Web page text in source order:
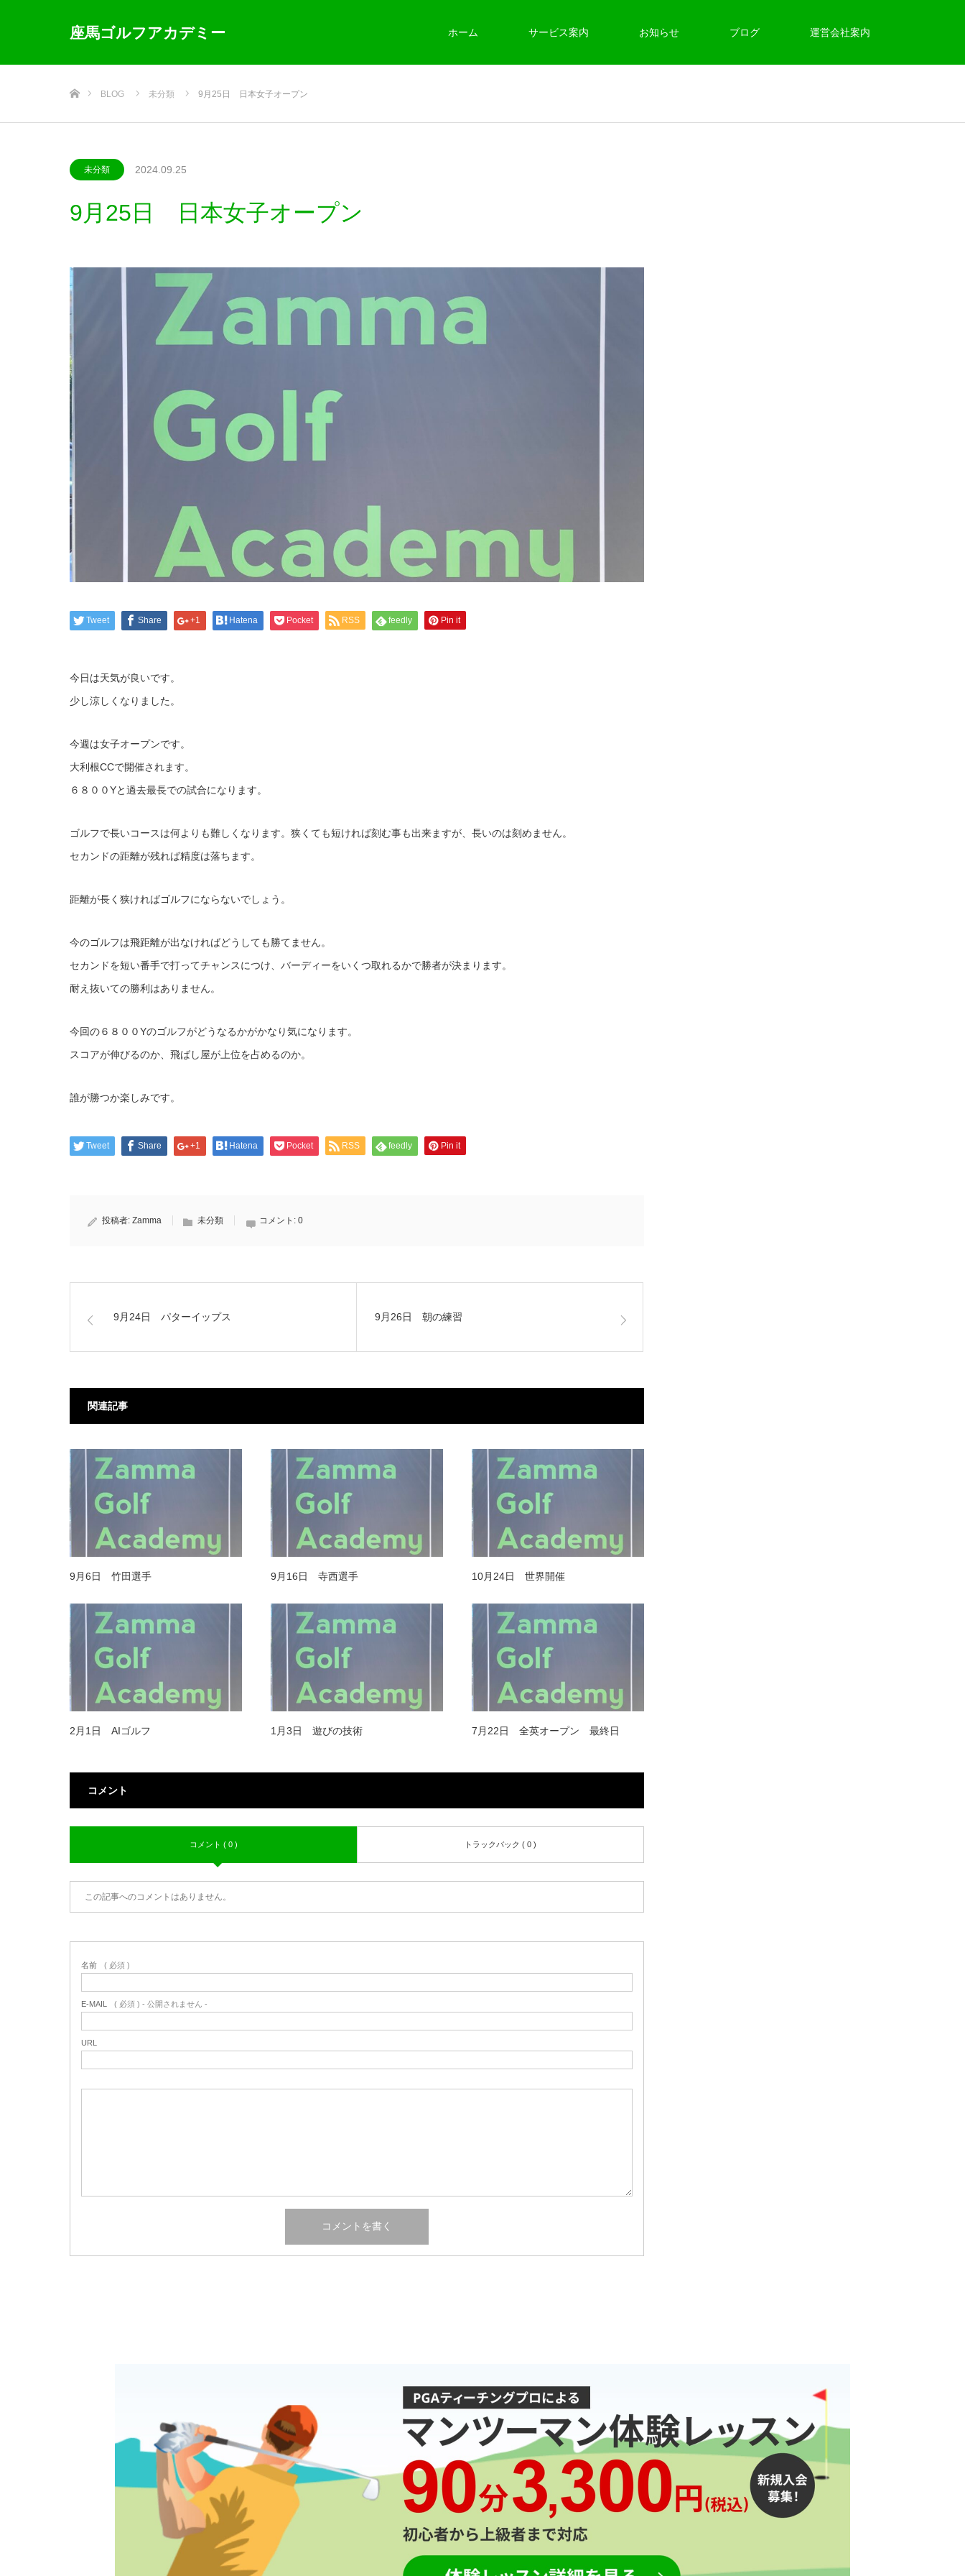
座馬ゴルフアカデミー ホーム サービス案内 お知らせ ブログ 運営会社案内
BLOG 未分類 9月25日 日本女子オープン
未分類 2024.09.25
9月25日 日本女子オープン
Tweet Share +1 Hatena Pocket RSS feedly Pin it
今日は天気が良いです。
少し涼しくなりました。
今週は女子オープンです。
大利根CCで開催されます。
６８００Yと過去最長での試合になります。
ゴルフで長いコースは何よりも難しくなります。狭くても短ければ刻む事も出来ますが、長いのは刻めません。
セカンドの距離が残れば精度は落ちます。
距離が長く狭ければゴルフにならないでしょう。
今のゴルフは飛距離が出なければどうしても勝てません。
セカンドを短い番手で打ってチャンスにつけ、バーディーをいくつ取れるかで勝者が決まります。
耐え抜いての勝利はありません。
今回の６８００Yのゴルフがどうなるかがかなり気になります。
スコアが伸びるのか、飛ばし屋が上位を占めるのか。
誰が勝つか楽しみです。
Tweet Share +1 Hatena Pocket RSS feedly Pin it
投稿者: Zamma 未分類 コメント: 0
9月24日 パターイップス 9月26日 朝の練習
関連記事
9月6日 竹田選手 9月16日 寺西選手 10月24日 世界開催
2月1日 AIゴルフ 1月3日 遊びの技術 7月22日 全英オープン 最終日
コメント
コメント ( 0 ) トラックバック ( 0 )
この記事へのコメントはありません。
名前 ( 必須 )
E-MAIL ( 必須 ) - 公開されません -
URL